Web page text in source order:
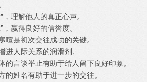
”，理解他人的真正心声。
，赢得良好的信誉度。
喧是初次交往成功的关键。
进人际关系的润滑剂。
的言谈举止有助于给人留下良好印象。
的姓名有助于进一步的交往。